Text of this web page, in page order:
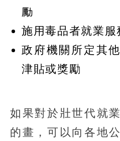
勵
施用毒品者就業
政府機關所定其
津貼或獎勵
如果對於壯世代就
的畫，可以向各地